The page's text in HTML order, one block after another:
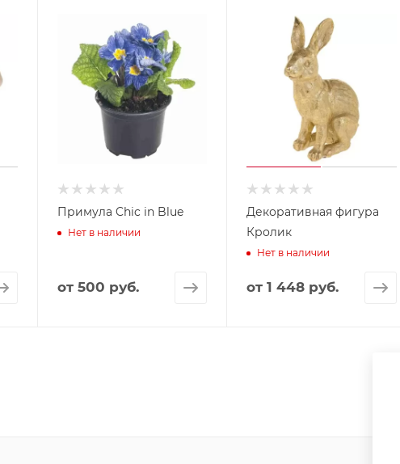
Примула Chic in Blue
Нет в наличии
от 500 руб.
Декоративная фигура
Кролик
Нет в наличии
от1 448 руб.